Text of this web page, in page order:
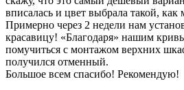
вписалась и цвет выбрала такой, как
Примерно через 2 недели нам
красавицу! «Благодаря» нашим
помучиться с монтажом верхних
получился отменный.
Большое всем спасибо! Рекомендую!